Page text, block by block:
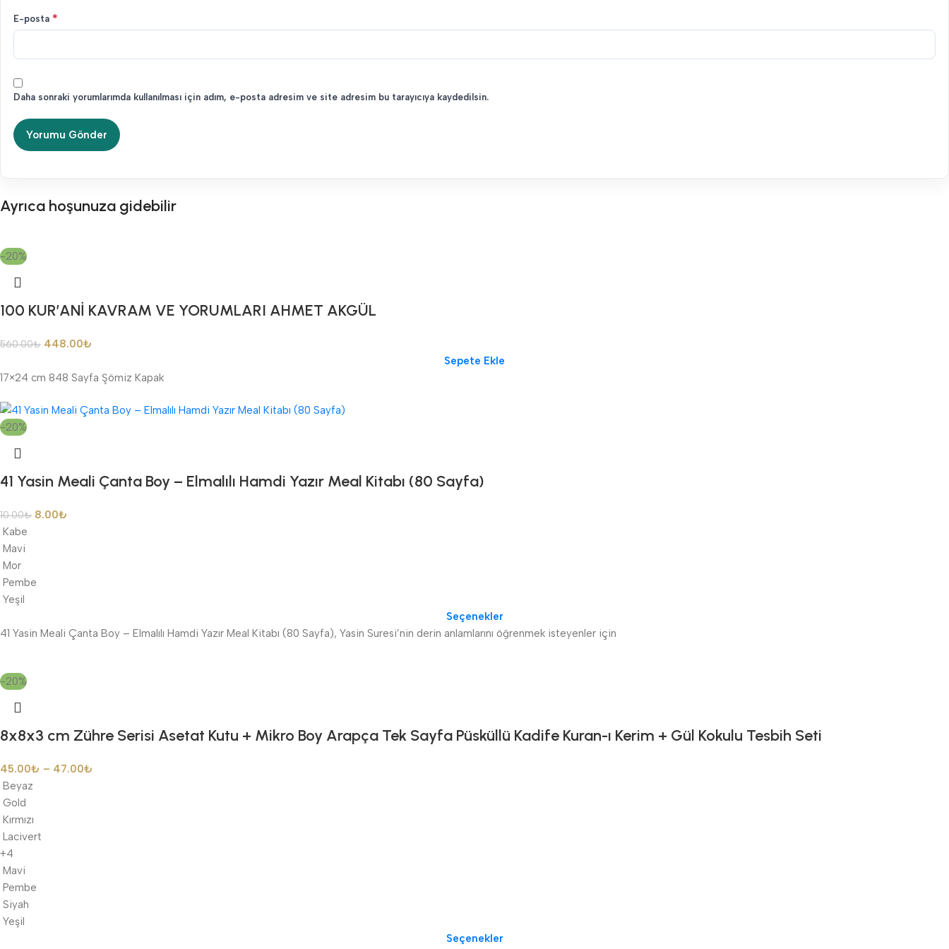
E-posta *
Daha sonraki yorumlarımda kullanılması için adım, e-posta adresim ve site adresim bu tarayıcıya kaydedilsin.
Ayrıca hoşunuza gidebilir
-20%
100 KUR’ANİ KAVRAM VE YORUMLARI AHMET AKGÜL
560.00₺ 448.00₺
Sepete Ekle
17×24 cm 848 Sayfa Şömiz Kapak
-20%
41 Yasin Meali Çanta Boy – Elmalılı Hamdi Yazır Meal Kitabı (80 Sayfa)
10.00₺ 8.00₺
Kabe
Mavi
Mor
Pembe
Yeşil
Seçenekler
41 Yasin Meali Çanta Boy – Elmalılı Hamdi Yazır Meal Kitabı (80 Sayfa), Yasin Suresi’nin derin anlamlarını öğrenmek isteyenler için
-20%
8x8x3 cm Zühre Serisi Asetat Kutu + Mikro Boy Arapça Tek Sayfa Püsküllü Kadife Kuran-ı Kerim + Gül Kokulu Tesbih Seti
45.00₺ – 47.00₺
Beyaz
Gold
Kırmızı
Lacivert
+4
Mavi
Pembe
Siyah
Yeşil
Seçenekler